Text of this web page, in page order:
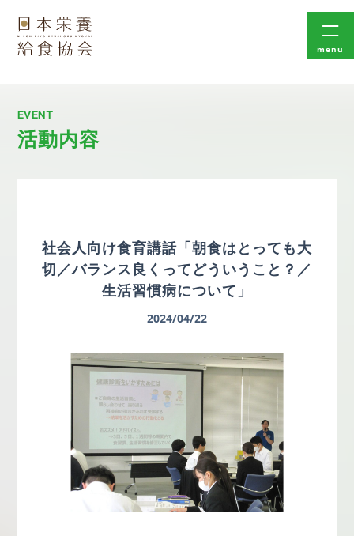
menu
EVENT
活動内容
社会人向け食育講話「朝食はとっても大
切／バランス良くってどういうこと？／
生活習慣病について」
2024/04/22